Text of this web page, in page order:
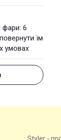
фари: 6
їм
умовах